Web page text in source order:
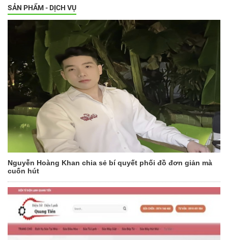
SẢN PHẨM - DỊCH VỤ
Nguyễn Hoàng Khan chia sẻ bí quyết phối đồ đơn giản mà
cuốn hút